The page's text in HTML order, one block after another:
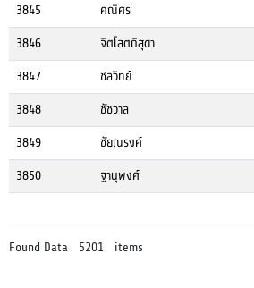
3845
คณิศร
3846
จิตโสตถิสุดา
3847
ชลวิทย์
3848
ชัชวาล
3849
ชัยณรงค์
3850
ฐานุพงศ์
Found Data 5201 items